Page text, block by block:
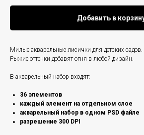
Добавить в
Милые акварельные лисички для детских
Рыжие оттенки добавят огня в любой дизайн.
В акварельный набор входят:
36 элементов
каждый элемент на отдельном слое
акварельный набор в одном PSD файле
разрешение 300 DPI